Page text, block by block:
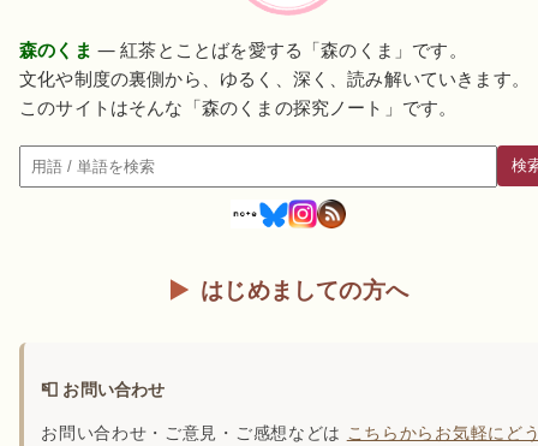
森のくま — 紅茶とことばを愛する「森のくま」です。
文化や制度の裏側から、ゆるく、深く、読み解いていきます。
このサイトはそんな「森のくまの探究ノート」です。
検索
検
はじめましての方へ
📮 お問い合わせ
お問い合わせ・ご意見・ご感想などは こちらからお気軽にど